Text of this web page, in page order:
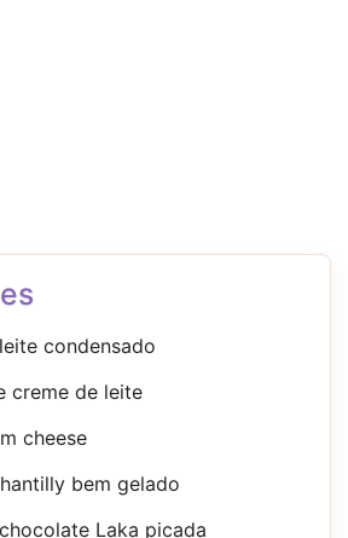
condensado
creme de leite
cheese
bem gelado
Laka picada